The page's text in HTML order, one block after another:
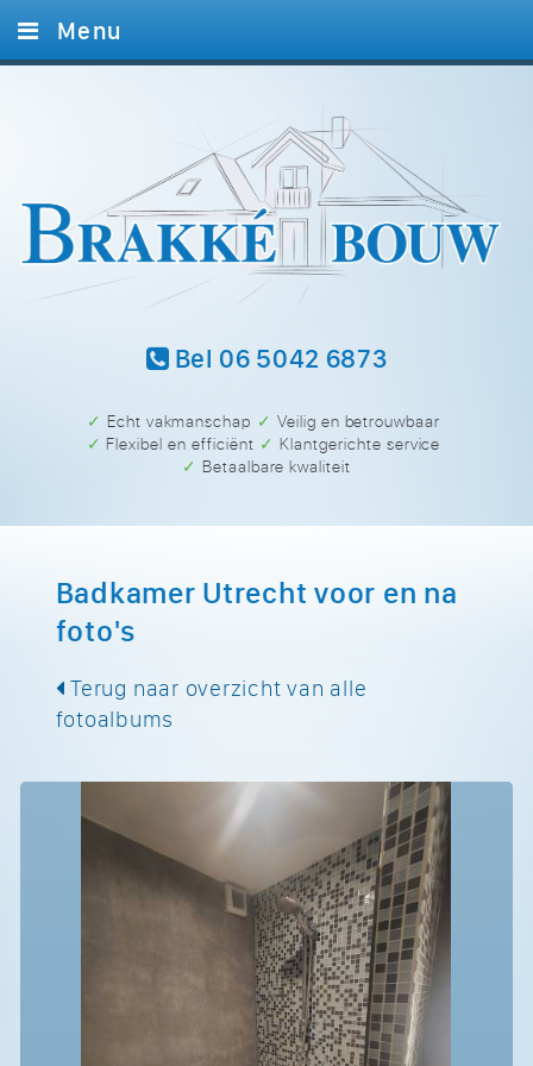
Bel 06 5042 6873
✓ Echt vakmanschap
✓ Veilig en betrouwbaar
✓ Flexibel en efficiënt
✓ Klantgerichte service
✓ Betaalbare kwaliteit
Menu
Referenties
Contact
Badkamer Utrecht voor en na
foto's
Terug naar overzicht van alle
fotoalbums